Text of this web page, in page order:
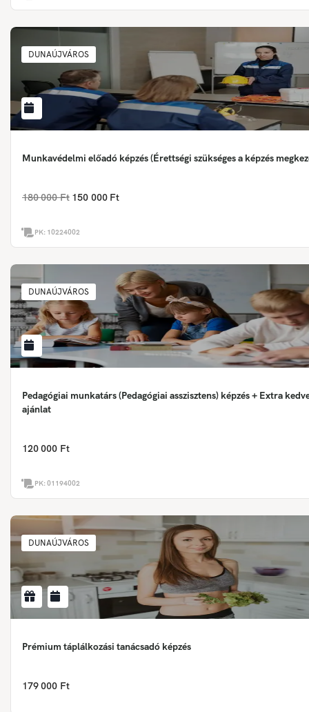
DUNAÚJVÁROS
Munkavédelmi előadó képzés (Érettségi szükséges a képzés
180 000 Ft 150 000 Ft
PK: 10224002
DUNAÚJVÁROS
Pedagógiai munkatárs (Pedagógiai asszisztens) képzés + Extra
ajánlat
120 000 Ft
PK:01194002
DUNAÚJVÁROS
Prémium táplálkozási tanácsadó képzés
179 000 Ft